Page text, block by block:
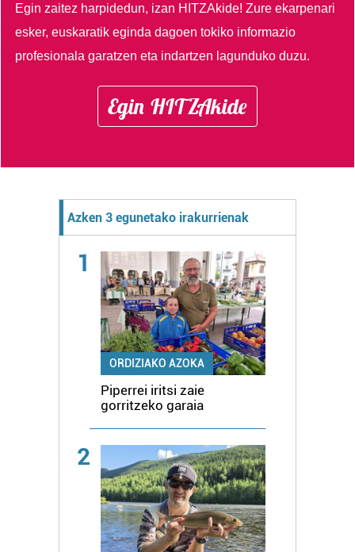
Egin zaitez harpidedun, izan HITZAkide!Zure ekarpenari
esker, euskaratik eginda dagoen tokiko informazio
profesionala garatzen eta indartzen lagunduko duzu.
Egin HITZAkide
Azken 3 egunetako irakurrienak
1
ORDIZIAKO AZOKA
Piperrei iritsi zaie
gorritzeko garaia
2